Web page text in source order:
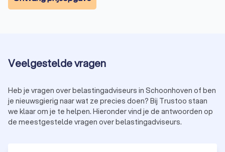
Veelgestelde vragen
Heb je vragen over belastingadviseurs in Schoonhoven of ben
je nieuwsgierig naar wat ze precies doen? Bij Trustoo staan
we klaar om je te helpen. Hieronder vind je de antwoorden op
de meestgestelde vragen over belastingadviseurs.